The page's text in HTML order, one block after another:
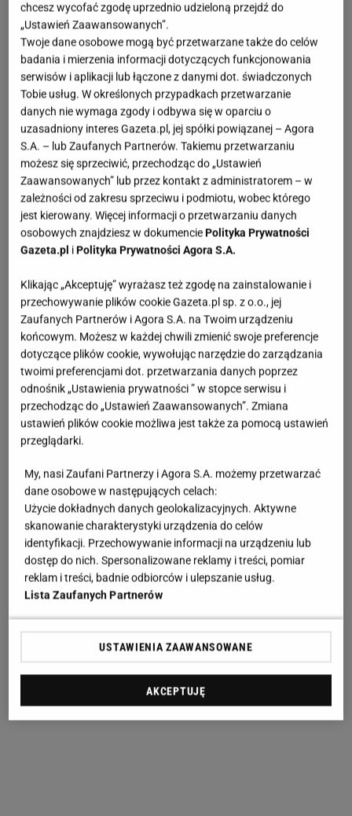
chcesz wycofać zgodę uprzednio udzieloną przejdź do
„Ustawień Zaawansowanych”.
Twoje dane osobowe mogą być przetwarzane także do celów
badania i mierzenia informacji dotyczących funkcjonowania
serwisów i aplikacji lub łączone z danymi dot. świadczonych
Tobie usług. W określonych przypadkach przetwarzanie
danych nie wymaga zgody i odbywa się w oparciu o
uzasadniony interes Gazeta.pl, jej spółki powiązanej – Agora
S.A. – lub Zaufanych Partnerów. Takiemu przetwarzaniu
możesz się sprzeciwić, przechodząc do „Ustawień
Zaawansowanych” lub przez kontakt z administratorem – w
zależności od zakresu sprzeciwu i podmiotu, wobec którego
jest kierowany. Więcej informacji o przetwarzaniu danych
osobowych znajdziesz w dokumenciePolityka Prywatności
Gazeta.pl iPolityka Prywatności Agora S.A.
Klikając „Akceptuję” wyrażasz też zgodę na zainstalowanie i
przechowywanie plików cookie Gazeta.pl sp. z o.o., jej
Zaufanych Partnerów i Agora S.A. na Twoim urządzeniu
końcowym. Możesz w każdej chwili zmienić swoje preferencje
dotyczące plików cookie, wywołując narzędzie do zarządzania
twoimi preferencjami dot. przetwarzania danych poprzez
odnośnik „Ustawienia prywatności ” w stopce serwisu i
przechodząc do „Ustawień Zaawansowanych”. Zmiana
ustawień plików cookie możliwa jest także za pomocą ustawień
przeglądarki.
My, nasi Zaufani Partnerzy i Agora S.A. możemy przetwarzać
dane osobowe w następujących celach:
Użycie dokładnych danych geolokalizacyjnych. Aktywne
skanowanie charakterystyki urządzenia do celów
identyfikacji. Przechowywanie informacji na urządzeniu lub
dostęp do nich. Spersonalizowane reklamy i treści, pomiar
reklam i treści, badnie odbiorców i ulepszanie usług.
Lista Zaufanych Partnerów
USTAWIENIA ZAAWANSOWANE
AKCEPTUJĘ